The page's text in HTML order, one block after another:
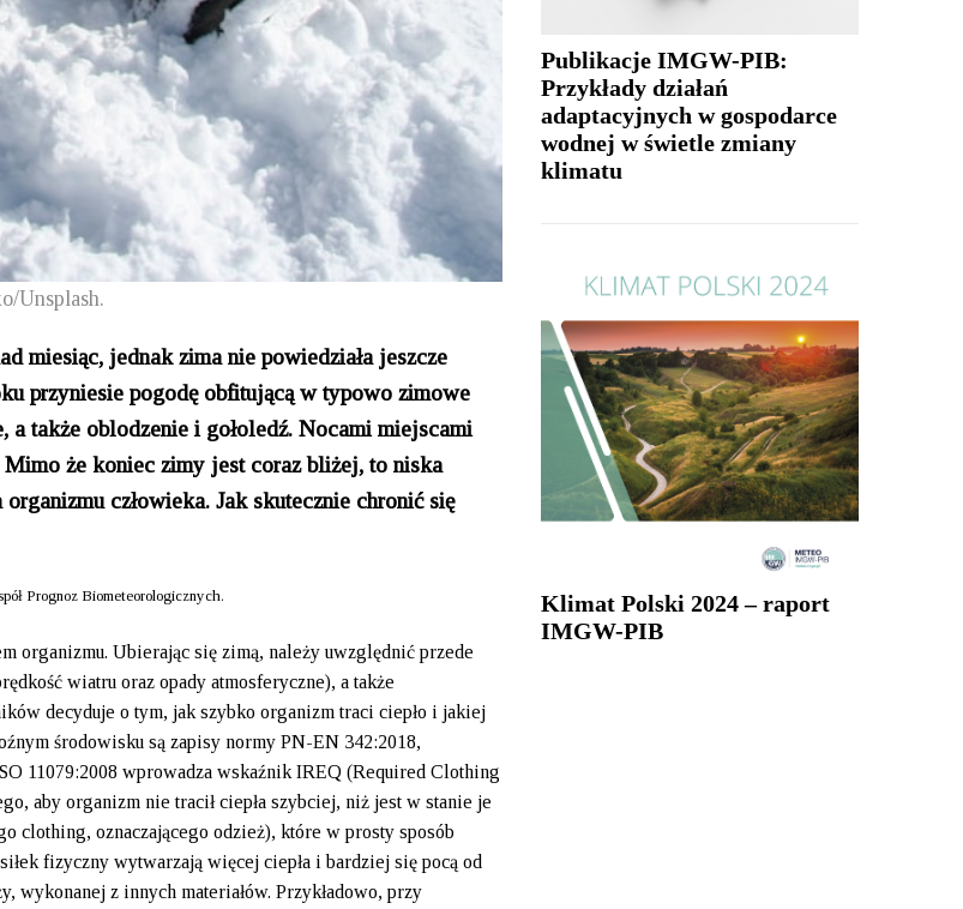
Unsplash.
miesiąc, jednak zima nie powiedziała jeszcze
przyniesie pogodę obfitującą w typowo zimowe
także oblodzenie i gołoledź. Nocami miejscami
że koniec zimy jest coraz bliżej, to niska
człowieka. Jak skutecznie chronić się
Prognoz Biometeorologicznych.
organizmu. Ubierając się zimą, należy uwzględnić przede
wiatru oraz opady atmosferyczne), a także
decyduje o tym, jak szybko organizm traci ciepło i jakiej
środowisku są zapisy normy PN-EN 342:2018,
11079:2008 wprowadza wskaźnik IREQ (Required Clothing
aby organizm nie tracił ciepła szybciej, niż jest w stanie je
clothing, oznaczającego odzież), które w prosty sposób
fizyczny wytwarzają więcej ciepła i bardziej się pocą od
wykonanej z innych materiałów. Przykładowo, przy
Publikacje IMGW-PIB:
Przykłady działań
adaptacyjnych w gospodarce
wodnej w świetle zmiany
klimatu
Klimat Polski 2024 – raport
IMGW-PIB